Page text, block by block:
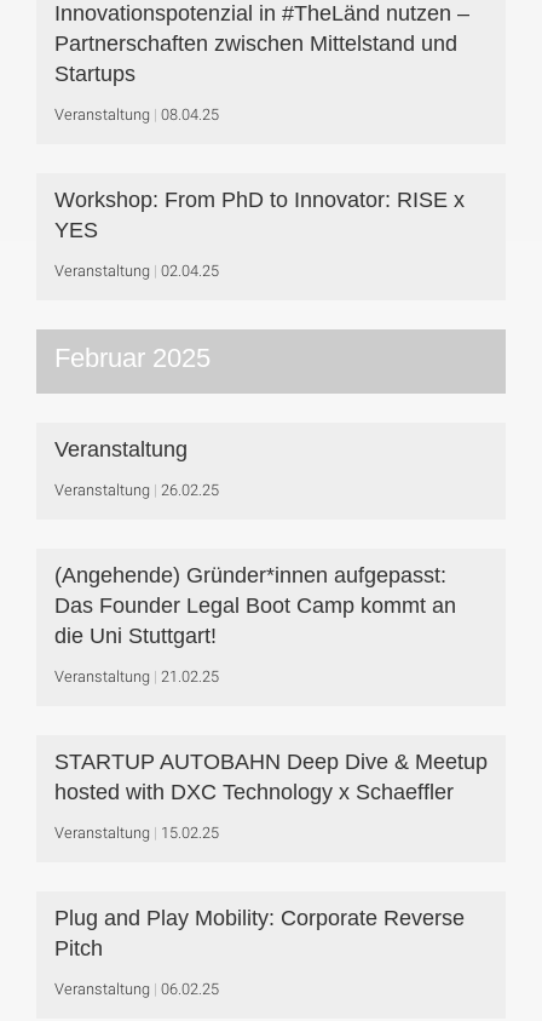
Innovationspotenzial in #TheLänd nutzen –
Partnerschaften zwischen Mittelstand und
Startups
Veranstaltung 08.04.25
Workshop: From PhD to Innovator: RISE x
YES
Veranstaltung 02.04.25
Februar 2025
Veranstaltung
Veranstaltung 26.02.25
(Angehende) Gründer*innen aufgepasst:
Das Founder Legal Boot Camp kommt an
die Uni Stuttgart!
Veranstaltung 21.02.25
STARTUP AUTOBAHN Deep Dive & Meetup
hosted with DXC Technology x Schaeffler
Veranstaltung 15.02.25
Plug and Play Mobility: Corporate Reverse
Pitch
Veranstaltung 06.02.25